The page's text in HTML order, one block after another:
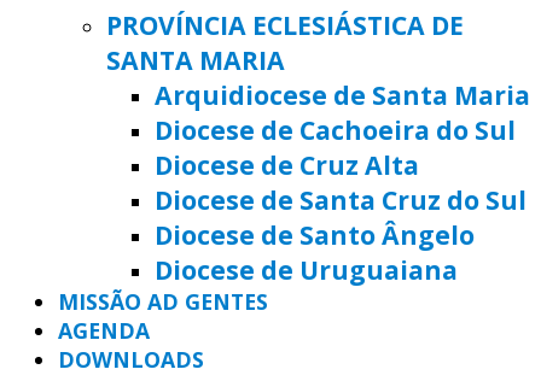
PROVÍNCIA ECLESIÁSTICA DE
SANTA MARIA
Arquidiocese de Santa Maria
Diocese de Cachoeira do Sul
Diocese de Cruz Alta
Diocese de Santa Cruz do Sul
Diocese de Santo Ângelo
Diocese de Uruguaiana
MISSÃO AD GENTES
AGENDA
DOWNLOADS